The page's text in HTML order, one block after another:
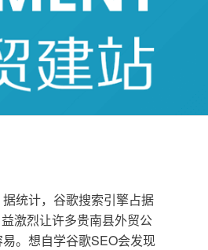
统计，谷歌搜索引擎占据
激烈让许多贵南县外贸公
。想自学谷歌SEO会发现